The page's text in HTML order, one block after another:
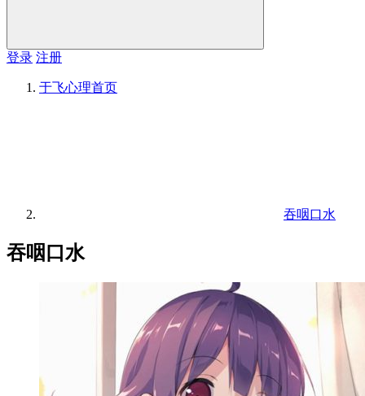
登录 注册
于飞心理首页
吞咽口水
吞咽口水